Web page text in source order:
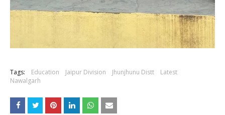
Tags: Education Jaipur Division Jhunjhunu Distt
Latest
Nawalgarh